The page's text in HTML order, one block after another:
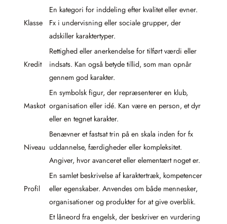
Klasse
En kategori for inddeling efter kvalitet eller evner.
Fx i undervisning eller sociale grupper, der
adskiller karaktertyper.
Kredit
Rettighed eller anerkendelse for tilført værdi eller
indsats. Kan også betyde tillid, som man opnår
gennem god karakter.
Maskot
En symbolsk figur, der repræsenterer en klub,
organisation eller idé. Kan være en person, et dyr
eller en tegnet karakter.
Niveau
Benævner et fastsat trin på en skala inden for fx
uddannelse, færdigheder eller kompleksitet.
Angiver, hvor avanceret eller elementært noget er.
Profil
En samlet beskrivelse af karaktertræk, kompetencer
eller egenskaber. Anvendes om både mennesker,
organisationer og produkter for at give overblik.
Et låneord fra engelsk, der beskriver en vurdering